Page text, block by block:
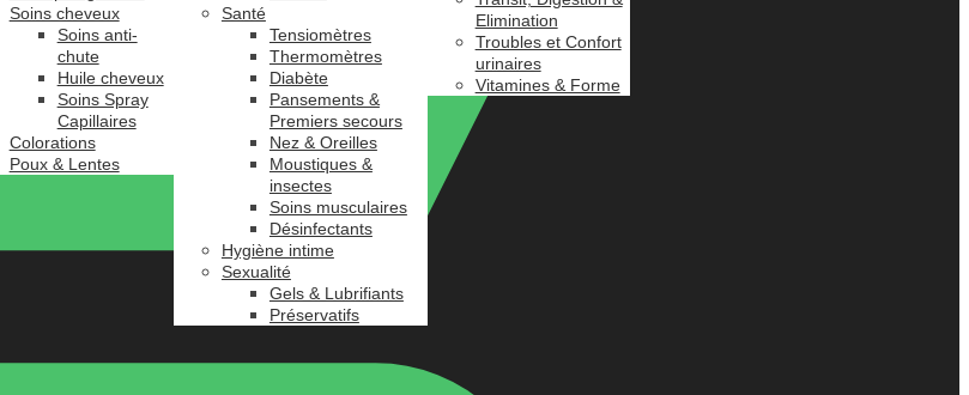
Soins cheveux
Soins anti-
chute
Huile cheveux
Soins Spray
Capillaires
Colorations
Poux & Lentes
Santé
Tensiomètres
Thermomètres
Diabète
Pansements &
Premiers secours
Nez & Oreilles
Moustiques &
insectes
Soins musculaires
Désinfectants
Hygiène intime
Sexualité
Gels & Lubrifiants
Préservatifs
Elimination
Troubles et Confort
urinaires
Vitamines & Forme